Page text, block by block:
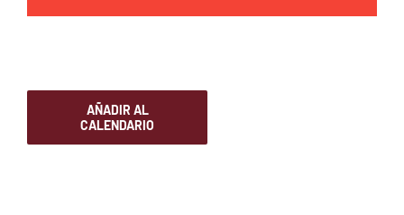
AÑADIR AL
CALENDARIO